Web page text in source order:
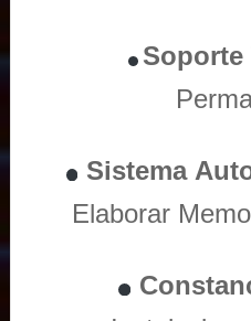
Soporte
Sistema
Elaborar